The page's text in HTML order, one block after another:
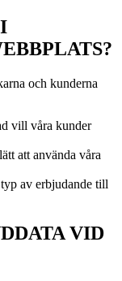
och kunderna
vill våra kunder
att använda våra
av erbjudande till
VID